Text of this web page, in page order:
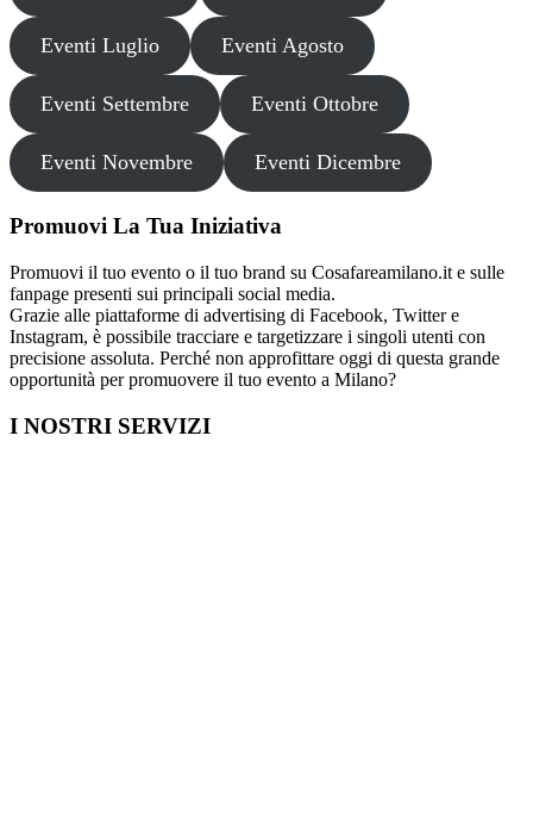
Eventi Luglio Eventi Agosto
Eventi Settembre Eventi Ottobre
Eventi Novembre Eventi Dicembre
Promuovi La Tua Iniziativa
Promuovi il tuo evento o il tuo brand su Cosafareamilano.it e sulle
fanpage presenti sui principali social media.
Grazie alle piattaforme di advertising di Facebook, Twitter e
Instagram, è possibile tracciare e targetizzare i singoli utenti con
precisione assoluta. Perché non approfittare oggi di questa grande
opportunità per promuovere il tuo evento a Milano?
I NOSTRI SERVIZI